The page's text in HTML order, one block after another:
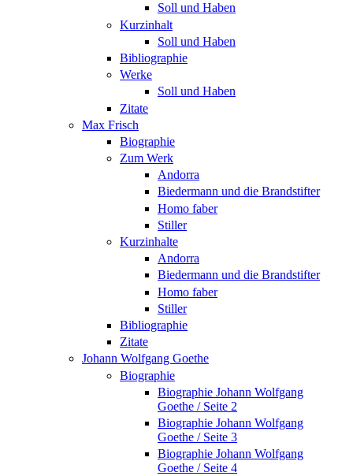
Soll und Haben
Kurzinhalt
Soll und Haben
Bibliographie
Werke
Soll und Haben
Zitate
Max Frisch
Biographie
Zum Werk
Andorra
Biedermann und die Brandstifter
Homo faber
Stiller
Kurzinhalte
Andorra
Biedermann und die Brandstifter
Homo faber
Stiller
Bibliographie
Zitate
Johann Wolfgang Goethe
Biographie
Biographie Johann Wolfgang
Goethe / Seite 2
Biographie Johann Wolfgang
Goethe / Seite 3
Biographie Johann Wolfgang
Goethe / Seite 4